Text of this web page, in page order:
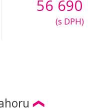
56 690
(s DPH)